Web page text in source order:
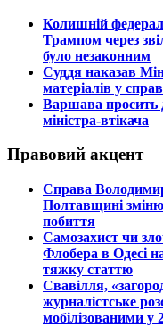
​Колишній
Трампом через
було незаконним
​Суддя наказав
матеріалів у
​Варшава просить
міністра-втікача
Правовий акцент
​Справа
Полтавщині
побиття
​Самозахист чи
Флобера в Одесі
тяжку статтю
​Свавілля,
журналістське
мобілізованими у